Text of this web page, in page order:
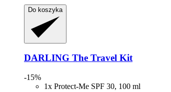
Do koszyka
DARLING The Travel Kit
-15%
1x Protect-Me SPF 30, 100 ml